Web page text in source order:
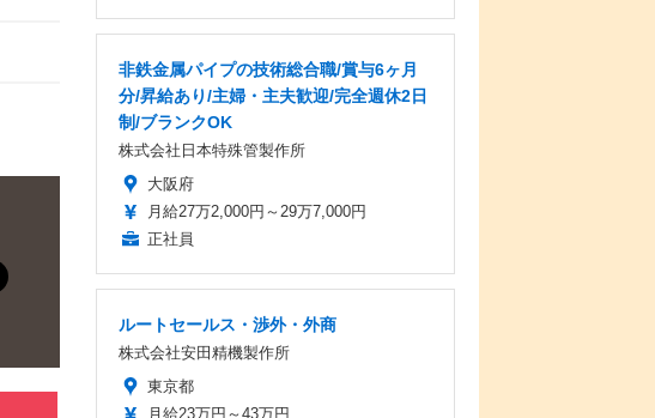
非鉄金属パイプの技術総合職/賞与6ヶ月
分/昇給あり/主婦・主夫歓迎/完全週休2日
制/ブランクOK
株式会社日本特殊管製作所
大阪府
月給27万2,000円～29万7,000円
正社員
ルートセールス・渉外・外商
株式会社安田精機製作所
東京都
月給23万円～43万円